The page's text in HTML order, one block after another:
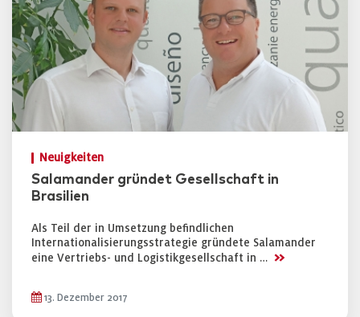
Neuigkeiten
Salamander gründet Gesellschaft in
Brasilien
Als Teil der in Umsetzung befindlichen
Internationalisierungsstrategie gründete Salamander
eine Vertriebs- und Logistikgesellschaft in … >>
13. Dezember 2017